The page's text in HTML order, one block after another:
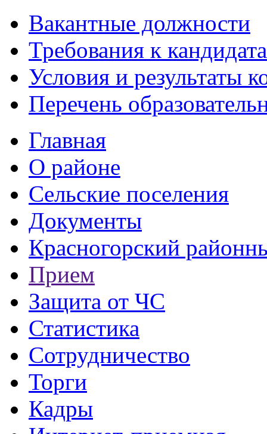
Вакантные должности
Требования к
Условия и результаты
Перечень
Главная
О районе
Сельские поселения
Документы
Красногорский
Прием
Защита от ЧС
Статистика
Сотрудничество
Торги
Кадры